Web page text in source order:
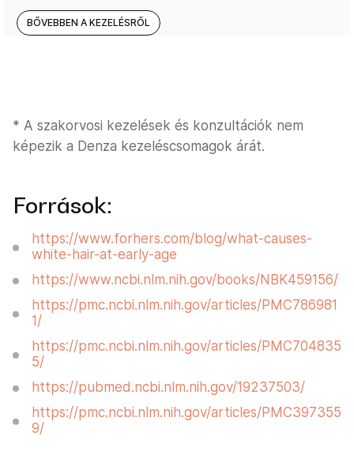
BŐVEBBEN A KEZELÉSRŐL
* A szakorvosi kezelések és konzultációk nem
képezik a Denza kezeléscsomagok árát.
Források:
https://www.forhers.com/blog/what-causes-
white-hair-at-early-age
https://www.ncbi.nlm.nih.gov/books/NBK459156/
https://pmc.ncbi.nlm.nih.gov/articles/PMC786981
1/
https://pmc.ncbi.nlm.nih.gov/articles/PMC704835
5/
https://pubmed.ncbi.nlm.nih.gov/19237503/
https://pmc.ncbi.nlm.nih.gov/articles/PMC397355
9/